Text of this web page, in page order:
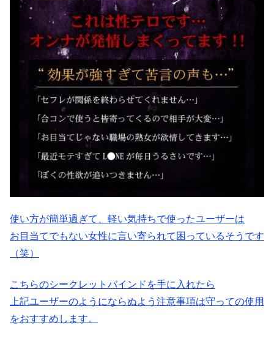
使い方が簡単過ぎて、軽い気持ちで使ったユーザーは
お目当てでもない女性に言い寄られて困っているそうです
（笑）
こちらのシークレットバインドを手に入れたら
上記ユーザーのようにならぬよう注意事項は守っての使用
をおすすめします。